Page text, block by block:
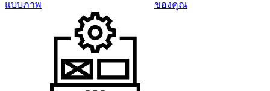
แบบภาพ
ของคุณ